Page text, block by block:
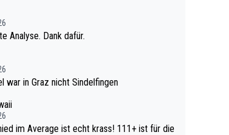
Analyse. Dank dafür.
war in Graz nicht Sindelfingen
Average ist echt krass! 111+ ist für die